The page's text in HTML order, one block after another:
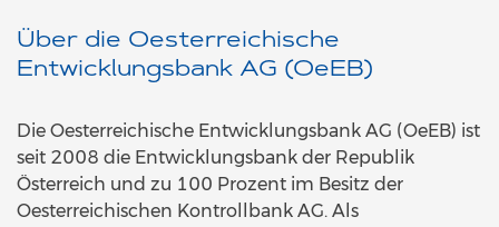
Über die Oesterreichische
Entwicklungsbank AG (OeEB)
Die Oesterreichische Entwicklungsbank AG (OeEB) ist
seit 2008 die Entwicklungsbank der Republik
Österreich und zu 100 Prozent im Besitz der
Oesterreichischen Kontrollbank AG. Als